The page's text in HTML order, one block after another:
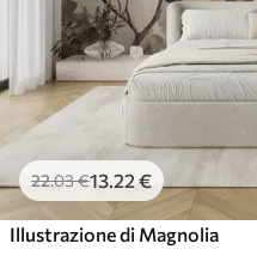
22.03€13 .22 €
Illustrazione di Magnolia